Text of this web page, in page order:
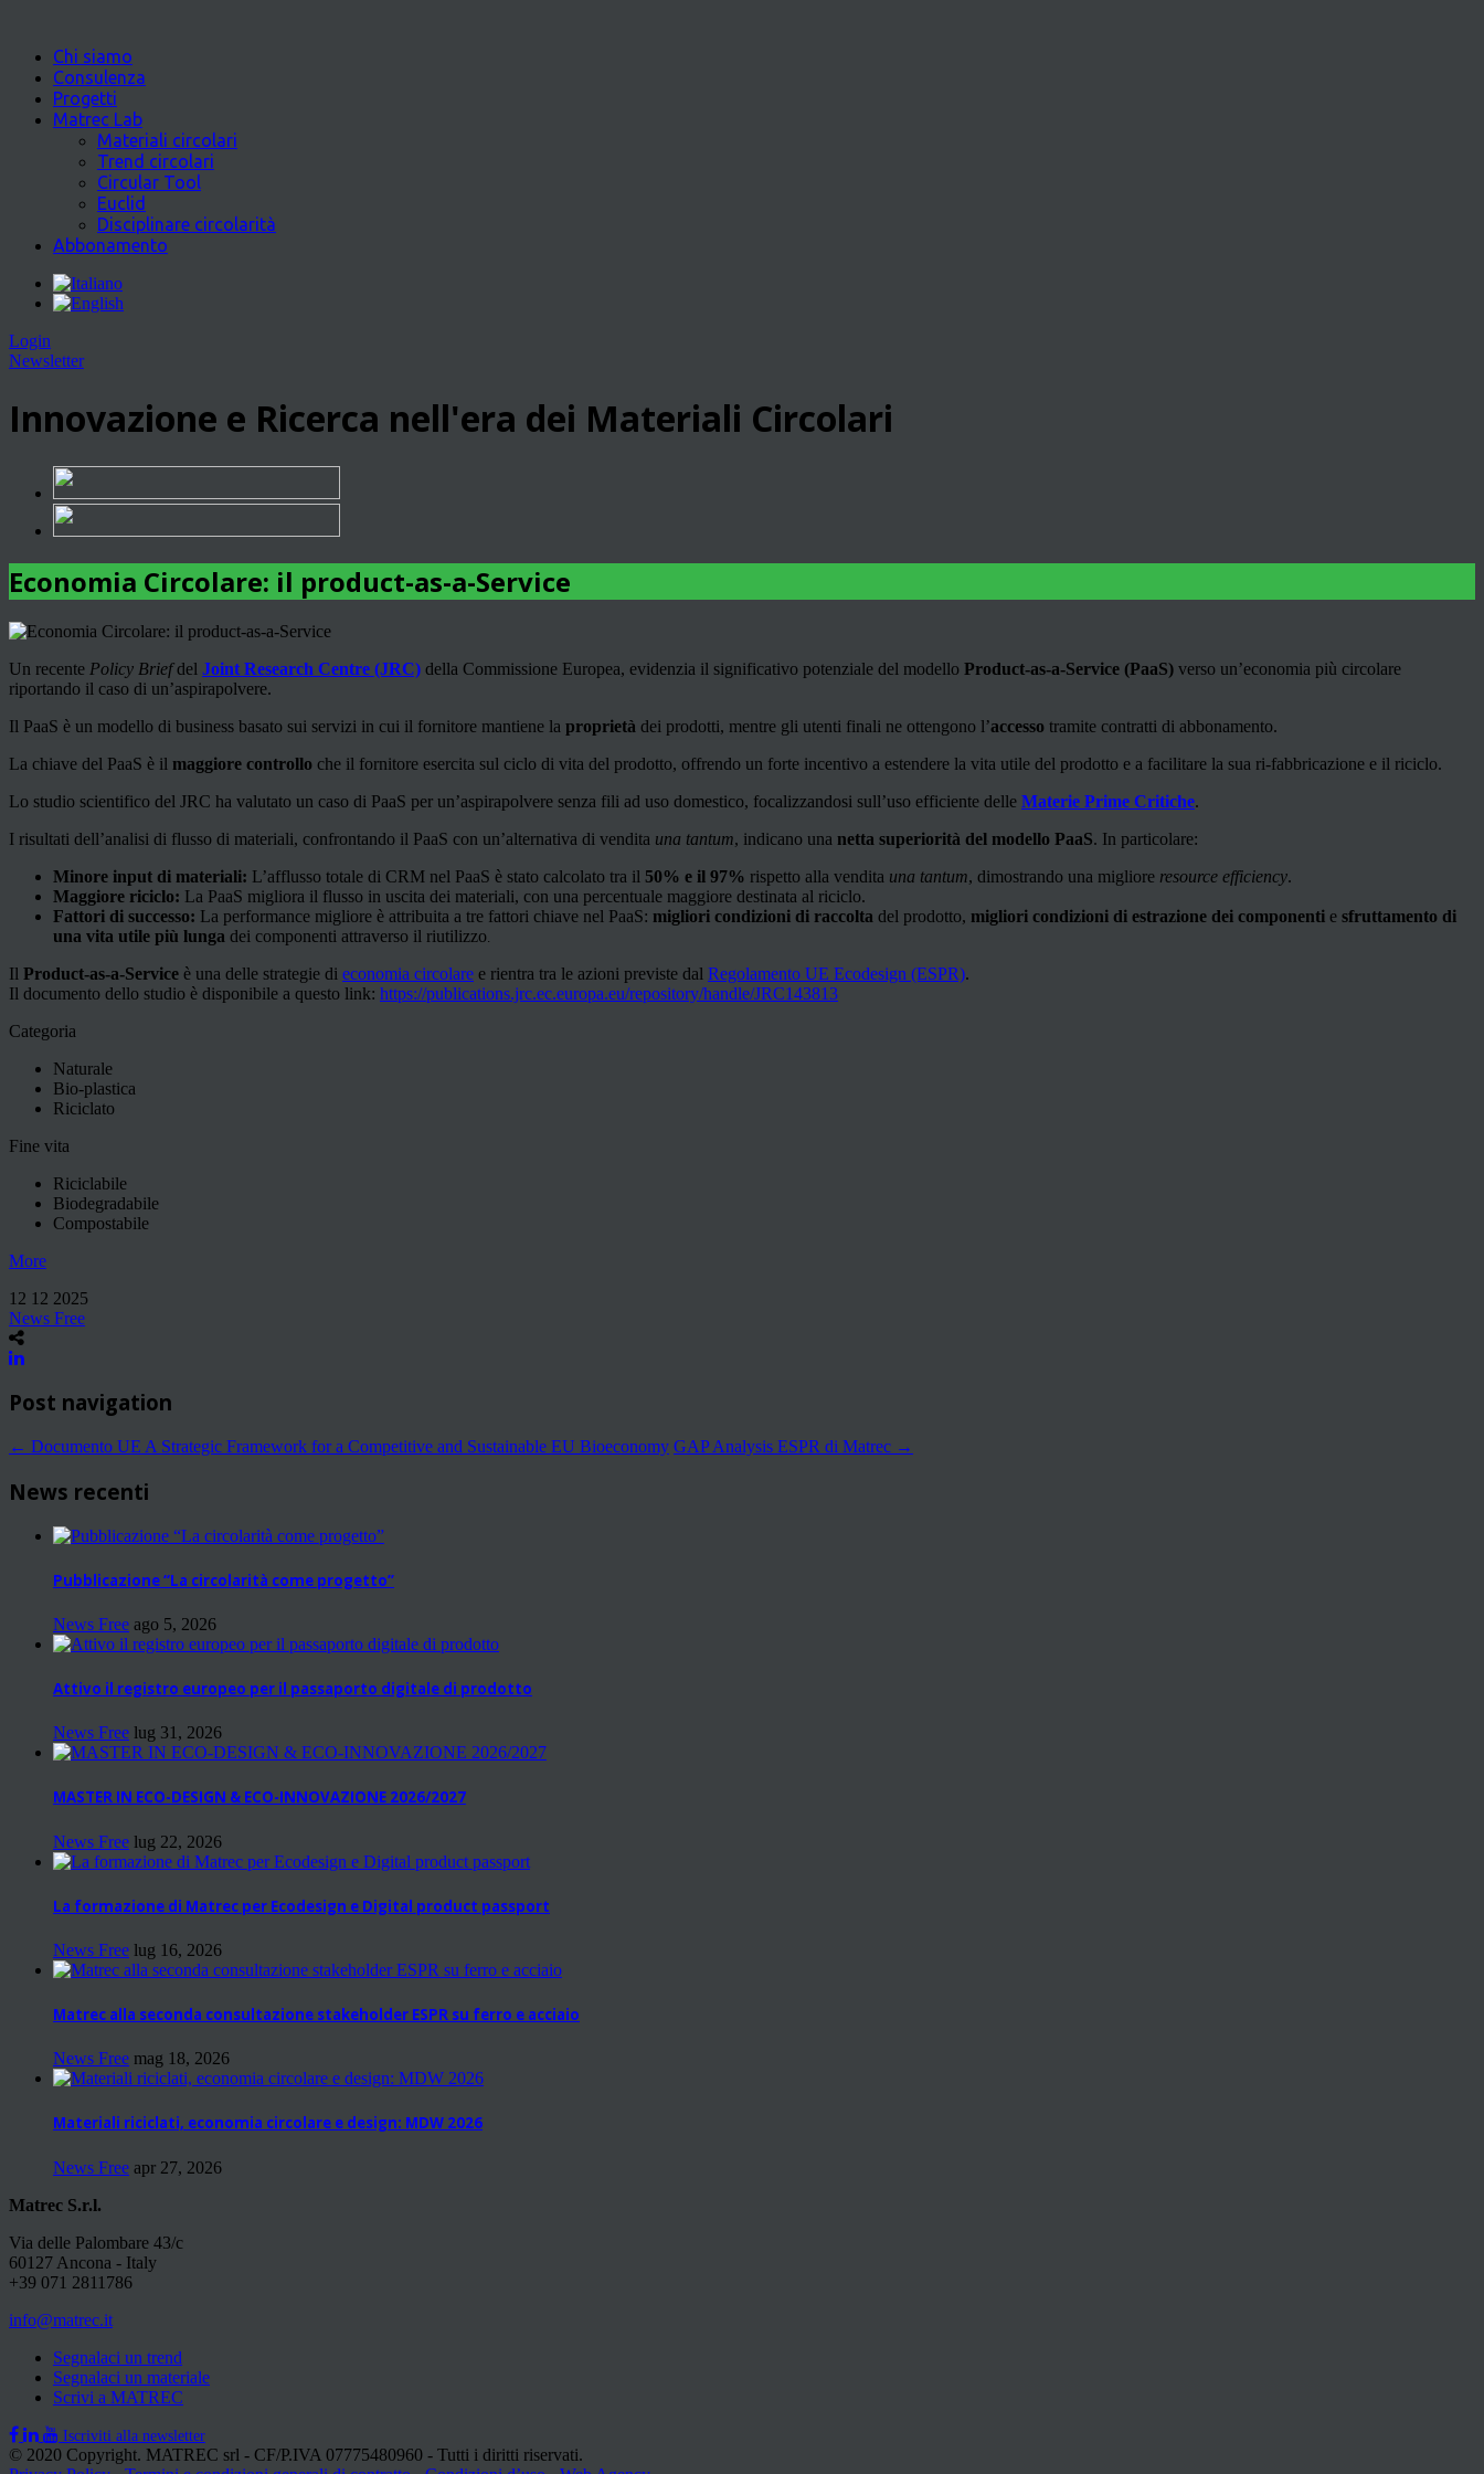
Chi siamo
Consulenza
Progetti
Matrec Lab
Materiali circolari
Trend circolari
Circular Tool
Euclid
Disciplinare circolarità
Abbonamento
Login
Newsletter
Innovazione e Ricerca nell'era dei Materiali Circolari
Economia Circolare: il product-as-a-Service
Un recente Policy Briefdel Joint Research Centre (JRC) della Commissione Europea, evidenzia il significativo potenziale del modello Product-as-a-Service (PaaS) verso un’economia più circolare
riportando il caso di un’aspirapolvere.
Il PaaS è un modello di business basato sui servizi in cui il fornitore mantiene la proprietà dei prodotti, mentre gli utenti finali ne ottengono l’accesso tramite contratti di abbonamento.
La chiave del PaaS è il maggiore controllo che il fornitore esercita sul ciclo di vita del prodotto, offrendo un forte incentivo a estendere la vita utile del prodotto e a facilitare la sua ri-fabbricazione e il riciclo.
Lo studio scientifico del JRC ha valutato un caso di PaaS per un’aspirapolvere senza fili ad uso domestico, focalizzandosi sull’uso efficiente delle Materie Prime Critiche.
I risultati dell’analisi di flusso di materiali, confrontando il PaaS con un’alternativa di vendita una tantum, indicano una netta superiorità del modello PaaS. In particolare:
Minore input di materiali: L’afflusso totale di CRM nel PaaS è stato calcolato tra il 50% e il 97% rispetto alla vendita una tantum, dimostrando una migliore resource efficiency.
Maggiore riciclo: La PaaS migliora il flusso in uscita dei materiali, con una percentuale maggiore destinata al riciclo.
Fattori di successo: La performance migliore è attribuita a tre fattori chiave nel PaaS: migliori condizioni di raccolta del prodotto, migliori condizioni di estrazione dei componenti e sfruttamento di
una vita utile più lunga dei componenti attraverso il riutilizzo
Il Product-as-a-Service è una delle strategie di economia circolare e rientra tra le azioni previste dal Regolamento UE Ecodesign (ESPR).
Il documento dello studio è disponibile a questo link: https://publications.jrc.ec.europa.eu/repository/handle/JRC143813
Categoria
Naturale
Bio-plastica
Riciclato
Fine vita
Riciclabile
Biodegradabile
Compostabile
More
12 12 2025
News Free
Post navigation
← Documento UE A Strategic Framework for a Competitive and Sustainable EU Bioeconomy GAP Analysis ESPR di Matrec →
News recenti
Pubblicazione “La circolarità come progetto”
News Free ago 5, 2026
Attivo il registro europeo per il passaporto digitale di prodotto
News Free lug 31, 2026
MASTER IN ECO-DESIGN & ECO-INNOVAZIONE 2026/2027
News Free lug 22, 2026
La formazione di Matrec per Ecodesign e Digital product passport
News Free lug 16, 2026
Matrec alla seconda consultazione stakeholder ESPR su ferro e acciaio
News Free mag 18, 2026
Materiali riciclati, economia circolare e design: MDW 2026
News Free apr 27, 2026
Matrec S.r.l.
Via delle Palombare 43/c
60127 Ancona - Italy
+39 071 2811786
info@matrec.it
Segnalaci un trend
Segnalaci un materiale
Scrivi a MATREC
Iscriviti alla newsletter
© 2020 Copyright. MATREC srl - CF/P.IVA 07775480960 - Tutti i diritti riservati.